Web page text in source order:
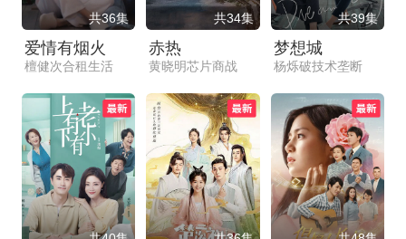
共36集
爱情有烟火
檀健次合租生活
共34集
赤热
黄晓明芯片商战
共39集
梦想城
杨烁破技术垄断